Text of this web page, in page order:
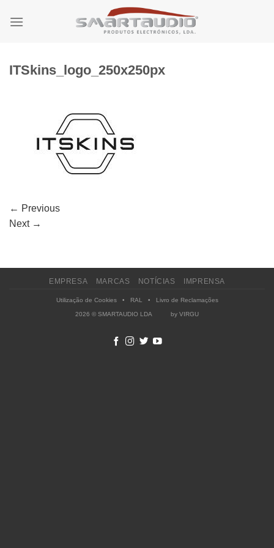
ITSkins_logo_250x250px
← Previous
Next →
EMPRESA MARCAS NOTÍCIAS IMPRENSA
Utilização de Cookies• RAL • Livro de Reclamações
2026 © SMARTAUDIO LDA by VIRGU